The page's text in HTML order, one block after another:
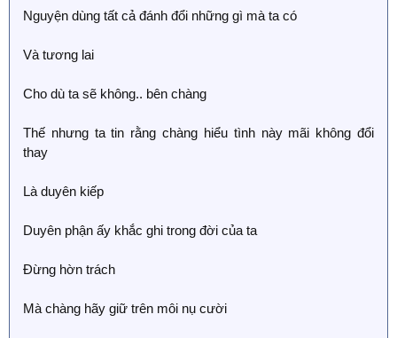
Nguyện dùng tất cả đánh đổi những gì mà ta có
Và tương lai
Cho dù ta sẽ không.. bên chàng
Thế nhưng ta tin rằng chàng hiểu tình này mãi không đổi
thay
Là duyên kiếp
Duyên phận ấy khắc ghi trong đời của ta
Đừng hờn trách
Mà chàng hãy giữ trên môi nụ cười